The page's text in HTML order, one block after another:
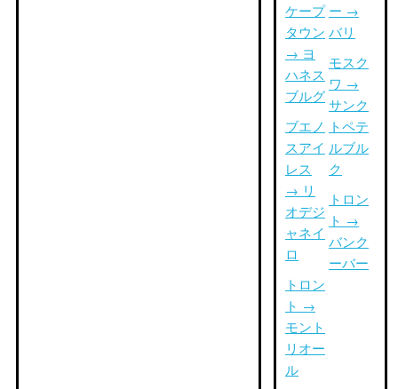
ケープ
タウン
→ ヨ
ハネス
ブルグ
ブエノ
スアイ
レス
→ リ
オデジ
ャネイ
ロ
トロン
ト →
モント
リオー
ル
ー →
バリ
モスク
ワ →
サンク
トペテ
ルブル
ク
トロン
ト →
バンク
ーバー